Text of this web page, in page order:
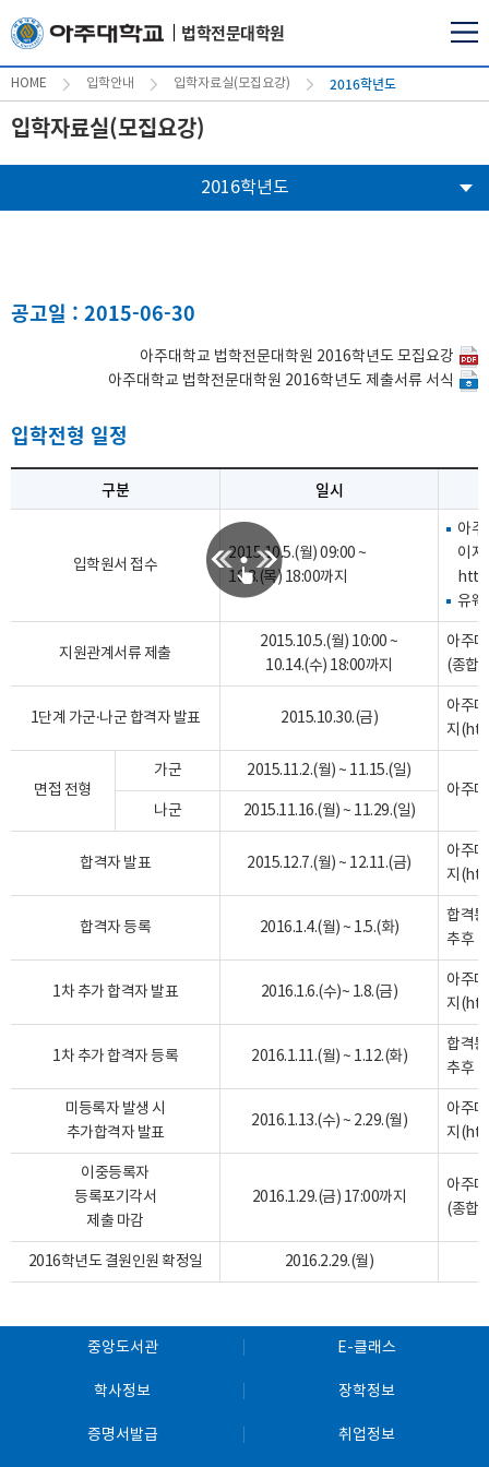
법학전문대학원
HOME 입학안내 입학자료실(모집요강) 2016학년도
입학자료실(모집요강)
2016학년도
공고일 : 2015-06-30
아주대학교 법학전문대학원 2016학년도 모집요강
아주대학교 법학전문대학원 2016학년도 제출서류 서식
입학전형 일정
구분 일시
입학원서 접수
2015.10.5.(월) 09:00 ~
10.8.(목) 18:00까지
아주
이지
유웨
지원관계서류 제출
2015.10.5.(월) 10:00 ~
10.14.(수) 18:00까지
아주
(종합
1단계 가군·나군 합격자 발표 2015.10.30.(금)
아주
지(
면접 전형
가군
2015.11.2.(월) ~ 11.15.(일)
아주
나군
2015.11.16.(월) ~ 11.29.(일)
합격자 발표 2015.12.7.(월) ~ 12.11.(금)
아주
지(
합격자 등록 2016.1.4.(월) ~ 1.5.(화)
합격
추후
1차 추가 합격자 발표 2016.1.6.(수)~ 1.8.(금)
아주
지(
1차 추가 합격자 등록 2016.1.11.(월) ~ 1.12.(화)
합격
추후
미등록자 발생 시
추가합격자 발표
2016.1.13.(수) ~ 2.29.(월)
아주
지(
이중등록자
등록포기각서
제출 마감
2016.1.29.(금) 17:00까지
아주
(종합
2016학년도 결원인원 확정일 2016.2.29.(월)
중앙도서관 E-클래스
학사정보 장학정보
증명서발급 취업정보